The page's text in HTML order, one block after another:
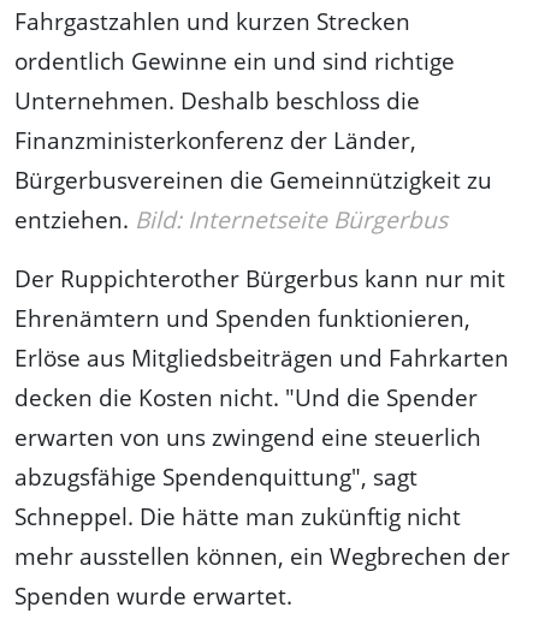
Fahrgastzahlen und kurzen Strecken
ordentlich Gewinne ein und sind richtige
Unternehmen. Deshalb beschloss die
Finanzministerkonferenz der Länder,
Bürgerbusvereinen die Gemeinnützigkeit zu
entziehen. Bild: Internetseite Bürgerbus
Der Ruppichterother Bürgerbus kann nur mit
Ehrenämtern und Spenden funktionieren,
Erlöse aus Mitgliedsbeiträgen und Fahrkarten
decken die Kosten nicht. "Und die Spender
erwarten von uns zwingend eine steuerlich
abzugsfähige Spendenquittung", sagt
Schneppel. Die hätte man zukünftig nicht
mehr ausstellen können, ein Wegbrechen der
Spenden wurde erwartet.